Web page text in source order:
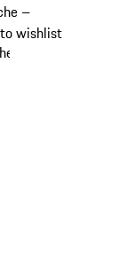
–
to wishlist
longues